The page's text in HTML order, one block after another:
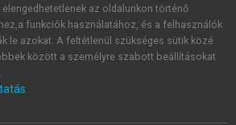
feltételeket, valamint a szotar.netés a
licencszerződéseiben foglaltakat
és elfogadom.
KIPRÓBÁLOM
elengedhetetlenek az oldalunkon történő
funkciók használatához, és a felhasználók
le azokat. A feltétlenül szükséges sütik közé
között a személyre szabott beállításokat